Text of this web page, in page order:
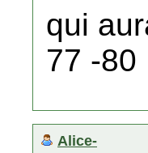
qui
77 -80
Alice-